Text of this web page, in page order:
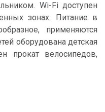
Wi-Fi доступен
зонах. Питание в
применяются
оборудована детская
прокат велосипедов,